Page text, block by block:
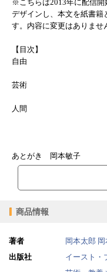
※こちらは2013年に配信開
デザインし、本文を紙書籍
す。内容に変更はありませ
【目次】
自由
芸術
人間
あとがき 岡本敏子
商品情報
著者 岡本太郎
出版社
イースト・